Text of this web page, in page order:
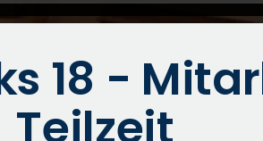
18 -
Teilzeit